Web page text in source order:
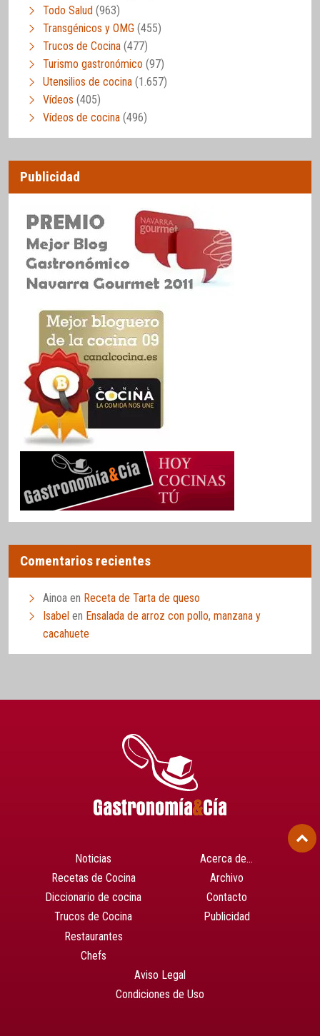
Todo Salud (963)
Transgénicos y OMG (455)
Trucos de Cocina (477)
Turismo gastronómico (97)
Utensilios de cocina (1.657)
Vídeos (405)
Vídeos de cocina (496)
Publicidad
Comentarios recientes
Ainoa en Receta de Tarta de queso
Isabel en Ensalada de arroz con pollo, manzana y
cacahuete
Noticias
Recetas de Cocina
Diccionario de cocina
Trucos de Cocina
Restaurantes
Chefs
Acerca de…
Archivo
Contacto
Publicidad
Aviso Legal
Condiciones de Uso